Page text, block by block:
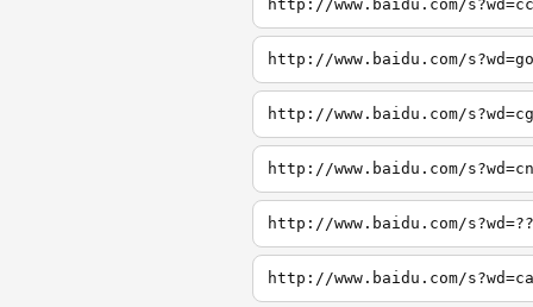
http://www.baidu.com/
http://www.baidu.com/
http://www.baidu.com/
http://www.baidu.com/
http://www.baidu.com/
http://www.baidu.com/